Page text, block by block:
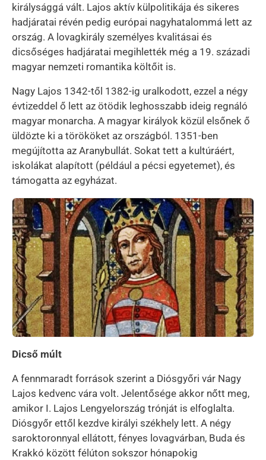
királysággá vált. Lajos aktív külpolitikája és sikeres
hadjáratai révén pedig európai nagyhatalommá lett az
ország. A lovagkirály személyes kvalitásai és
dicsőséges hadjáratai megihlették még a 19. századi
magyar nemzeti romantika költőit is.
Nagy Lajos 1342-től 1382-ig uralkodott, ezzel a négy
évtizeddel ő lett az ötödik leghosszabb ideig regnáló
magyar monarcha. A magyar királyok közül elsőnek ő
üldözte ki a törököket az országból. 1351-ben
megújította az Aranybullát. Sokat tett a kultúráért,
iskolákat alapított (például a pécsi egyetemet), és
támogatta az egyházat.
Kép
Dicső múlt
A fennmaradt források szerint a Diósgyőri vár Nagy
Lajos kedvenc vára volt. Jelentősége akkor nőtt meg,
amikor I. Lajos Lengyelország trónját is elfoglalta.
Diósgyőr ettől kezdve királyi székhely lett. A négy
saroktoronnyal ellátott, fényes lovagvárban, Buda és
Krakkó között félúton sokszor hónapokig